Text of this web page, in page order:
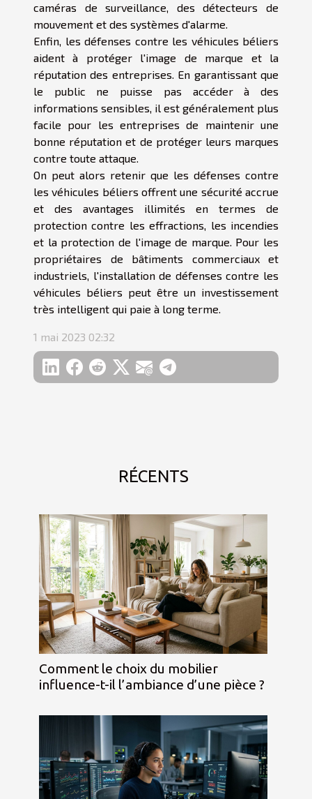
caméras de surveillance, des détecteurs de
mouvement et des systèmes d'alarme.
Enfin, les défenses contre les véhicules béliers
aident à protéger l'image de marque et la
réputation des entreprises. En garantissant que
le public ne puisse pas accéder à des
informations sensibles, il est généralement plus
facile pour les entreprises de maintenir une
bonne réputation et de protéger leurs marques
contre toute attaque.
On peut alors retenir que les défenses contre
les véhicules béliers offrent une sécurité accrue
et des avantages illimités en termes de
protection contre les effractions, les incendies
et la protection de l'image de marque. Pour les
propriétaires de bâtiments commerciaux et
industriels, l'installation de défenses contre les
véhicules béliers peut être un investissement
très intelligent qui paie à long terme.
1 mai 2023 02:32
RÉCENTS
Comment le choix du mobilier
influence-t-il l’ambiance d’une pièce ?